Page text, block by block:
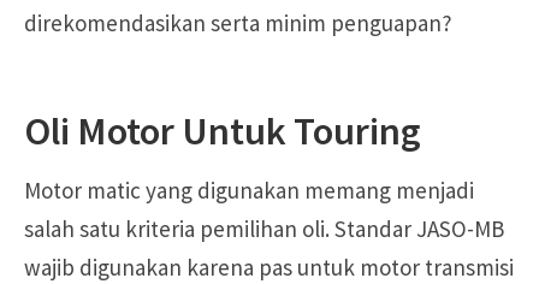
direkomendasikan serta minim penguapan?
Oli Motor Untuk Touring
Motor matic yang digunakan memang menjadi
salah satu kriteria pemilihan oli. Standar JASO-MB
wajib digunakan karena pas untuk motor transmisi